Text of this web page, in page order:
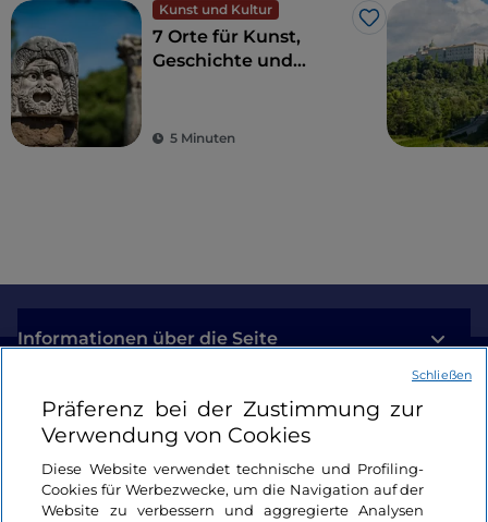
Kunst und Kultur
Like
7 Orte für Kunst,
Geschichte und
5 Minuten
Informationen über die Seite
Nützliche Links
Login
Bleiben wir in Kontakt
Präferenz bei der Zustimmung zur
Verwendung von Cookies
Diese Website verwendet technische und Profiling-
Cookies für Werbezwecke, um die Navigation auf der
Website zu verbessern und aggregierte Analysen
Schließen